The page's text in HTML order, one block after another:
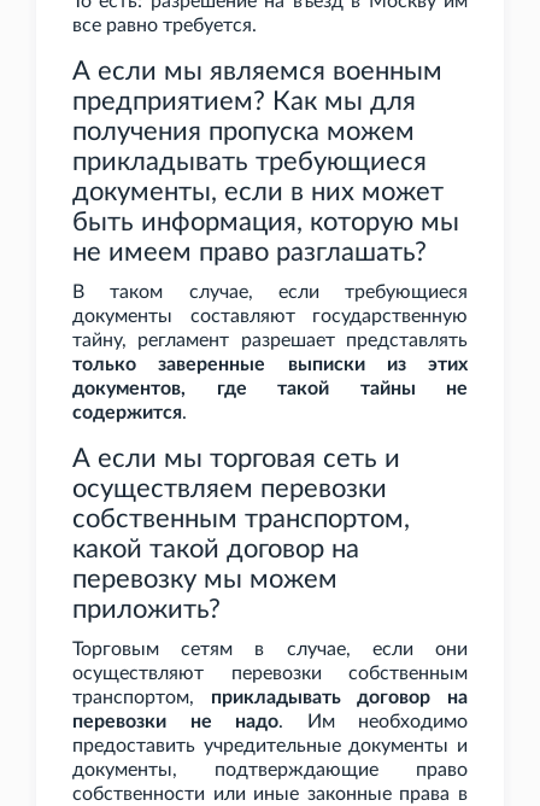
все равно требуется.
А если мы являемся военным
предприятием? Как мы для
получения пропуска можем
прикладывать требующиеся
документы, если в них может
быть информация, которую мы
не имеем право разглашать?
В таком случае, если требующиеся
документы составляют государственную
тайну, регламент разрешает представлять
только заверенные выписки из этих
документов, где такой тайны не
содержится.
А если мы торговая сеть и
осуществляем перевозки
собственным транспортом,
какой такой договор на
перевозку мы можем
приложить?
Торговым сетям в случае, если они
осуществляют перевозки собственным
транспортом, прикладывать договор на
перевозки не надо. Им необходимо
предоставить учредительные документы и
документы, подтверждающие право
собственности или иные законные права в